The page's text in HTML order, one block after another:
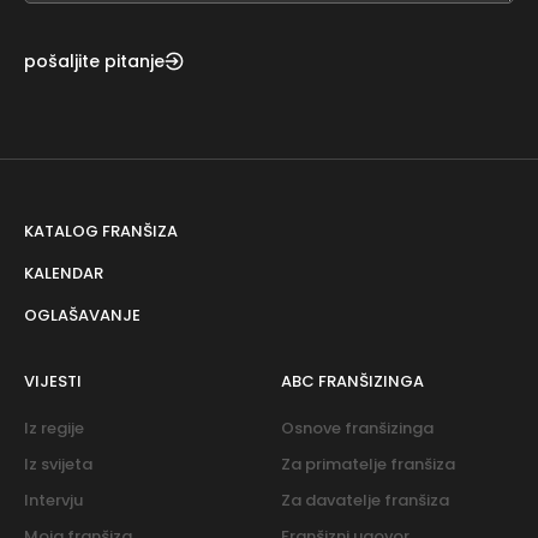
pošaljite pitanje
KATALOG FRANŠIZA
KALENDAR
OGLAŠAVANJE
VIJESTI
Iz regije
Iz svijeta
Intervju
ABC FRANŠIZINGA
Osnove franšizinga
Za primatelje franšiza
Za davatelje franšiza